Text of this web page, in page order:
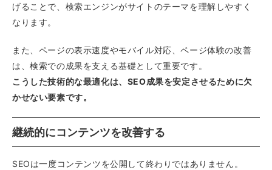
げることで、検索エンジンがサイトのテーマを理解しやすく
なります。
また、ページの表示速度やモバイル対応、ページ体験の改善
は、検索での成果を支える基礎として重要です。
こうした技術的な最適化は、SEO成果を安定させるために欠
かせない要素です。
継続的にコンテンツを改善する
SEOは一度コンテンツを公開して終わりではありません。